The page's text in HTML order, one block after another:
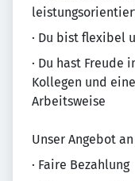
· Du bist flexibel
· Du hast Freude
Kollegen und
Arbeitsweise
Unser Angebot
· Faire Bezahlung